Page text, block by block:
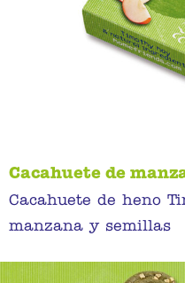
Cacahuete de
Cacahuete de heno
manzana y semillas